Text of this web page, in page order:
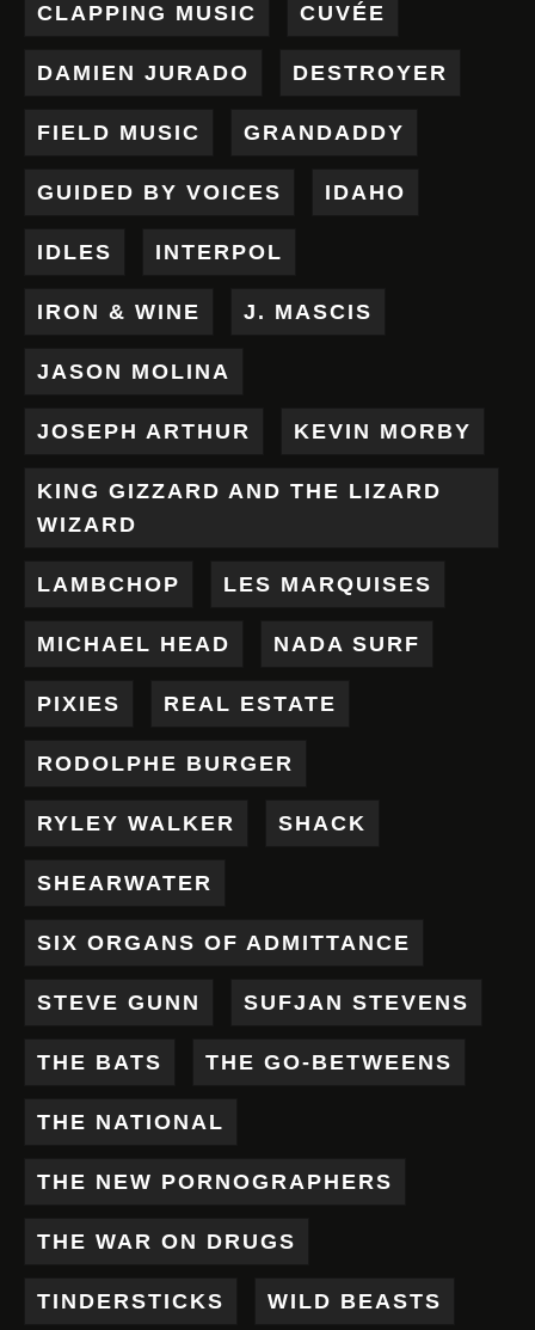
CLAPPING MUSIC CUVÉE
DAMIEN JURADO DESTROYER
FIELD MUSIC GRANDADDY
GUIDED BY VOICES IDAHO
IDLES INTERPOL
IRON & WINE J. MASCIS
JASON MOLINA
JOSEPH ARTHUR KEVIN MORBY
KING GIZZARD AND THE LIZARD
WIZARD
LAMBCHOP LES MARQUISES
MICHAEL HEAD NADA SURF
PIXIES REAL ESTATE
RODOLPHE BURGER
RYLEY WALKER SHACK
SHEARWATER
SIX ORGANS OF ADMITTANCE
STEVE GUNN SUFJAN STEVENS
THE BATS THE GO-BETWEENS
THE NATIONAL
THE NEW PORNOGRAPHERS
THE WAR ON DRUGS
TINDERSTICKS WILD BEASTS